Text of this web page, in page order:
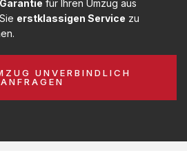
für Ihren Umzug aus
erstklassigen Service zu
UNVERBINDLICH
ANFRAGEN